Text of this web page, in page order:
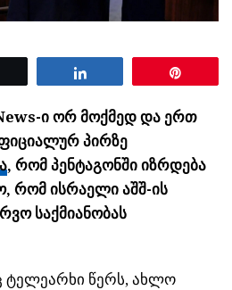
ი ორ მოქმედ და ერთ
პირზე
, რომ პენტაგონში იზრდება
რომ ისრაელი აშშ-ის
საქმიანობას
ტელეარხი წერს, ახლო